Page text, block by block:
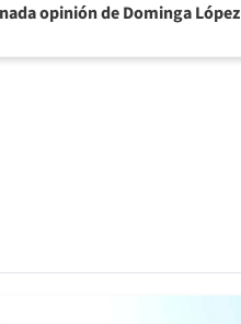
opinión de Dominga